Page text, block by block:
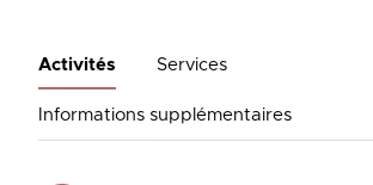
Activités Services
Informations supplémentaires